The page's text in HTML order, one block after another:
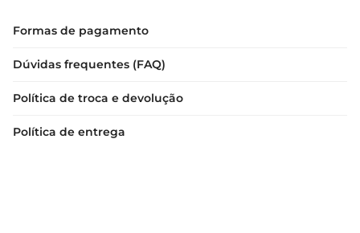
Formas de pagamento
Dúvidas frequentes (FAQ)
Política de troca e devolução
Política de entrega